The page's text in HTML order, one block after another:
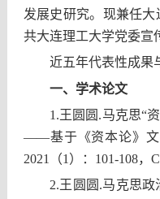
发展史研究。现兼任
共大连理工大学党委宣
近五年代表性成果
一、学术论文
1.王圆圆.马克思“
——基于《资本论》文
2021（1）：101-108，
2.王圆圆.马克思